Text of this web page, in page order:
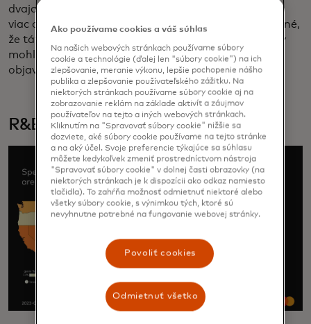
dvaja z troch fanúšikov generácie Z počúvajú teraz
viac country hudby ako pred niekoľkými rokmi, je jasné,
že táto vlna sa len začína.“ Táto širšia príťažlivosť by
mohla byť dôvodom, prečo sa fanúšikovia country
objavujú všade na mape.
R&B a soul to udržiavajú klasiku
Ako používame cookies a váš súhlas
Na našich webových stránkach používame súbory
cookie a technológie (ďalej len "súbory cookie") na ich
zlepšovanie, meranie výkonu, lepšie pochopenie nášho
publika a zlepšovanie používateľského zážitku. Na
niektorých stránkach používame súbory cookie aj na
zobrazovanie reklám na základe aktivít a záujmov
používateľov na tejto a iných webových stránkach.
Kliknutím na "Spravovať súbory cookie" nižšie sa
dozviete, aké súbory cookie používame na tejto stránke
a na aký účel. Svoje preferencie týkajúce sa súhlasu
môžete kedykoľvek zmeniť prostredníctvom nástroja
"Spravovať súbory cookie" v dolnej časti obrazovky (na
niektorých stránkach je k dispozícii ako odkaz namiesto
tlačidla). To zahŕňa možnosť odmietnuť niektoré alebo
všetky súbory cookie, s výnimkou tých, ktoré sú
nevyhnutne potrebné na fungovanie webovej stránky.
Povoliť cookies
Odmietnuť všetko